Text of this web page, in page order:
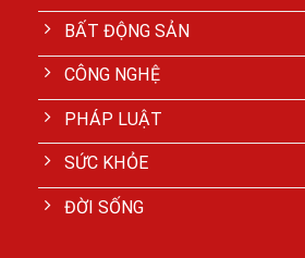
BẤT ĐỘNG SẢN
CÔNG NGHỆ
PHÁP LUẬT
SỨC KHỎE
ĐỜI SỐNG